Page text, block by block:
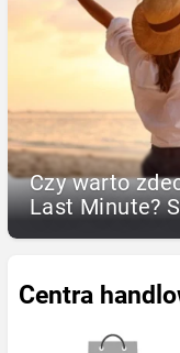
Czy warto
Last Minute?
Centra